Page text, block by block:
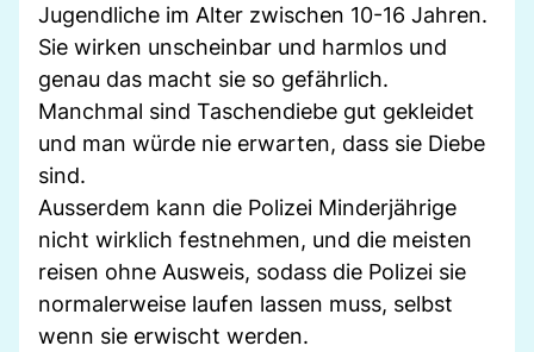
Jugendliche im Alter zwischen 10-16 Jahren.
Sie wirken unscheinbar und harmlos und
genau das macht sie so gefährlich.
Manchmal sind Taschendiebe gut gekleidet
und man würde nie erwarten, dass sie Diebe
sind.
Ausserdem kann die Polizei Minderjährige
nicht wirklich festnehmen, und die meisten
reisen ohne Ausweis, sodass die Polizei sie
normalerweise laufen lassen muss, selbst
wenn sie erwischt werden.